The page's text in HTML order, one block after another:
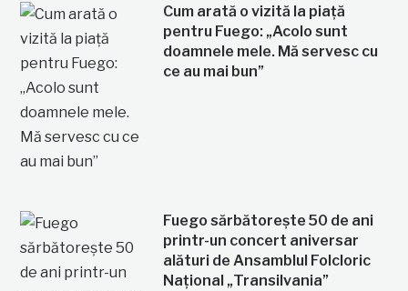
Cum arată o vizită la piață
pentru Fuego: „Acolo sunt
doamnele mele. Mă servesc cu
ce au mai bun”
Fuego sărbătorește 50 de ani
printr-un concert aniversar
alături de Ansamblul Folcloric
Național „Transilvania”